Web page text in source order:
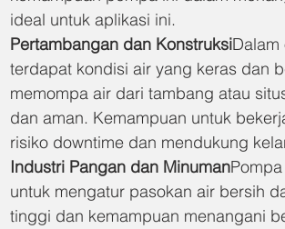
ideal untuk aplikasi ini.
Pertambangan dan Konstruksi
terdapat kondisi air yang keras dan
memompa air dari tambang atau
dan aman. Kemampuan untuk
risiko downtime dan mendukung
Industri Pangan dan Minuman
untuk mengatur pasokan air bersih
tinggi dan kemampuan menangani